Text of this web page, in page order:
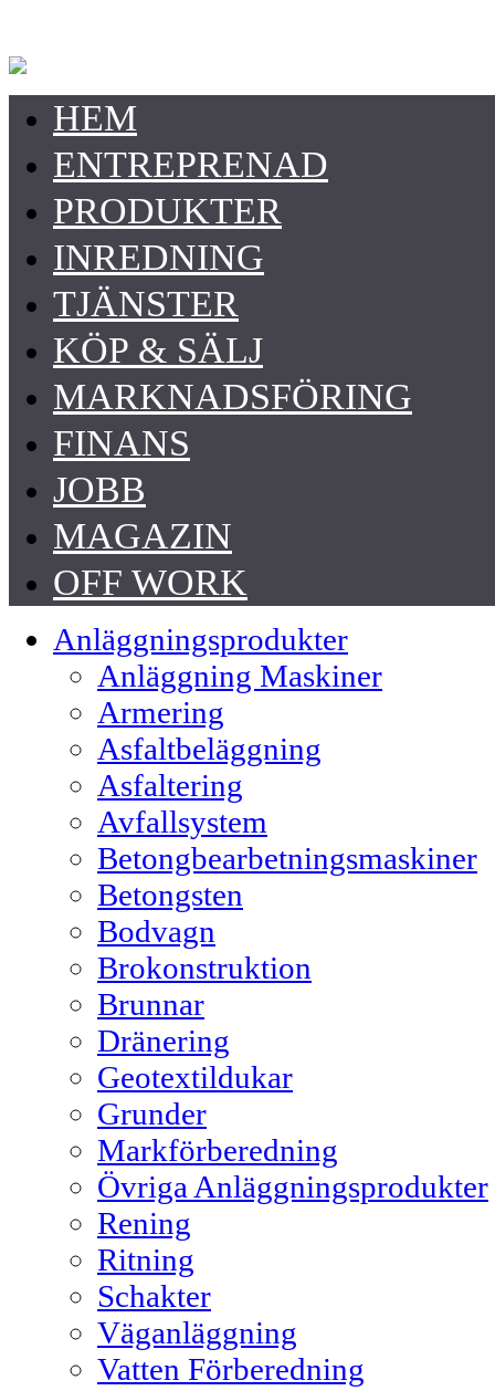
HEM
ENTREPRENAD
PRODUKTER
INREDNING
TJÄNSTER
KÖP & SÄLJ
MARKNADSFÖRING
FINANS
JOBB
MAGAZIN
OFF WORK
Anläggningsprodukter
Anläggning Maskiner
Armering
Asfaltbeläggning
Asfaltering
Avfallsystem
Betongbearbetningsmaskiner
Betongsten
Bodvagn
Brokonstruktion
Brunnar
Dränering
Geotextildukar
Grunder
Markförberedning
Övriga Anläggningsprodukter
Rening
Ritning
Schakter
Väganläggning
Vatten Förberedning